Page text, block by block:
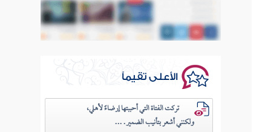
الأعلى تقيماً
تركت الفتاة التي أحببتها إرضاءً لأهلي،
ولكنني أشعر بتأنيب الضمير. ...